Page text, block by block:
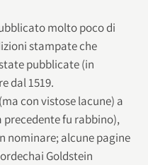
molto poco di
stampate che
pubblicate (in
dal 1519.
con vistose lacune) a
fu rabbino),
nominare; alcune pagine
Goldstein